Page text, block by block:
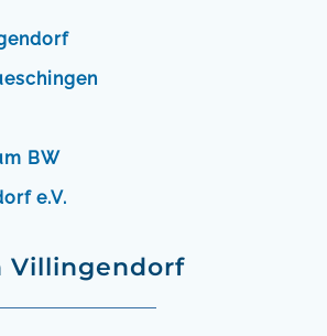
BW
e.V.
Villingendorf